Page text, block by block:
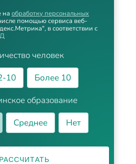
человек
10
Более 10
образование
Среднее Нет
на обработку персональных
помощью сервиса веб-
в соответствии с
РАССЧИТАТЬ